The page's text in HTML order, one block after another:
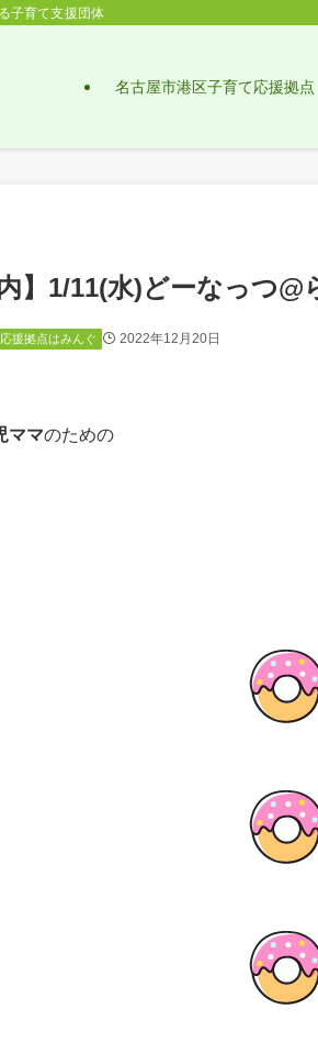
子育て支援団体
名古屋市港区子育て応援拠
内】1/11(水)どーなっつ
援拠点はみんぐ 2022年12月20日
ママのための